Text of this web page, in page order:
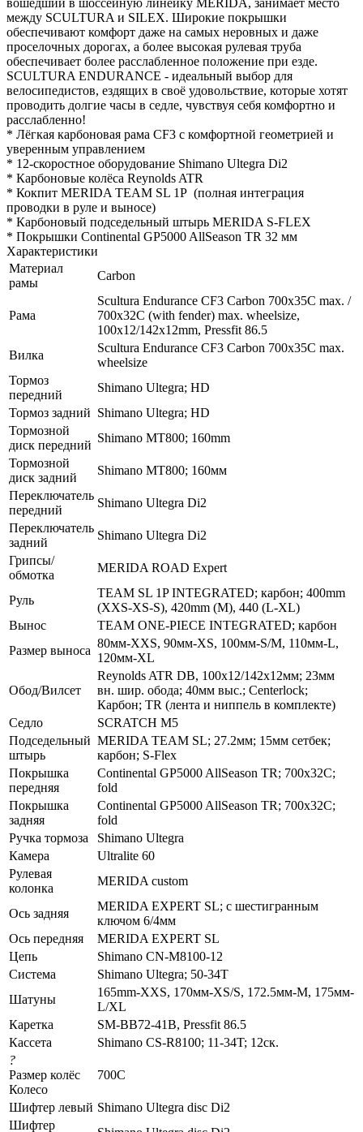
между SCULTURA и SILEX. Широкие покрышки
обеспечивают комфорт даже на самых неровных и даже
проселочных дорогах, а более высокая рулевая труба
обеспечивает более расслабленное положение при езде.
SCULTURA ENDURANCE - идеальный выбор для
велосипедистов, ездящих в своё удовольствие, которые хотят
проводить долгие часы в седле, чувствуя себя комфортно и
расслабленно!
* Лёгкая карбоновая рама CF3 с комфортной геометрией и
уверенным управлением
* 12-скоростное оборудование Shimano Ultegra Di2
* Карбоновые колёса Reynolds ATR
* Кокпит MERIDA TEAM SL 1P (полная интеграция
проводки в руле и выносе)
* Карбоновый подседельный штырь MERIDA S-FLEX
* Покрышки Continental GP5000 AllSeason TR 32 мм
Характеристики
Материал
рамы
Carbon
Рама
Scultura Endurance CF3 Carbon 700x35C max. /
700x32C (with fender) max. wheelsize,
100x12/142x12mm, Pressfit 86.5
Вилка
Scultura Endurance CF3 Carbon 700x35C max.
wheelsize
Тормоз
передний
Shimano Ultegra; HD
Тормоз задний Shimano Ultegra; HD
Тормозной
диск передний
Shimano MT800; 160mm
Тормозной
диск задний
Shimano MT800; 160мм
Переключатель
передний
Shimano Ultegra Di2
Переключатель
задний
Shimano Ultegra Di2
Грипсы/
обмотка
MERIDA ROAD Expert
Руль
TEAM SL 1P INTEGRATED; карбон; 400mm
(XXS-XS-S), 420mm (M), 440 (L-XL)
Вынос
TEAM ONE-PIECE INTEGRATED; карбон
Размер выноса
80мм-XXS, 90мм-XS, 100мм-S/M, 110мм-L,
120мм-XL
Обод/Вилсет
Reynolds ATR DB, 100x12/142x12мм; 23мм
вн. шир. обода; 40мм выс.; Centerlock;
Карбон; TR (лента и ниппель в комплекте)
Седло
SCRATCH M5
Подседельный
штырь
MERIDA TEAM SL; 27.2мм; 15мм сетбек;
карбон; S-Flex
Покрышка
передняя
Continental GP5000 AllSeason TR; 700x32C;
fold
Покрышка
задняя
Continental GP5000 AllSeason TR; 700x32C;
fold
Ручка тормоза
Shimano Ultegra
Камера
Ultralite 60
Рулевая
колонка
MERIDA custom
Ось задняя
MERIDA EXPERT SL; c шестигранным
ключом 6/4мм
Ось передняя
MERIDA EXPERT SL
Цепь
Shimano CN-M8100-12
Система
Shimano Ultegra; 50-34T
Шатуны
165mm-XXS, 170мм-XS/S, 172.5мм-M, 175мм-
L/XL
Каретка
SM-BB72-41B, Pressfit 86.5
Кассета
Shimano CS-R8100; 11-34T; 12ск.
?
Размер колёс
Колесо
700C
Шифтер левый Shimano Ultegra disc Di2
Шифтер